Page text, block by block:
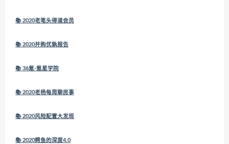
📚 2020老笔头得道会员
📚 2020并购优孰报告
📚 36氪-氪星学院
📚 2020老杨每周聊房事
📚 2020风险配置大发现
📚 2020鳄鱼的深度4.0